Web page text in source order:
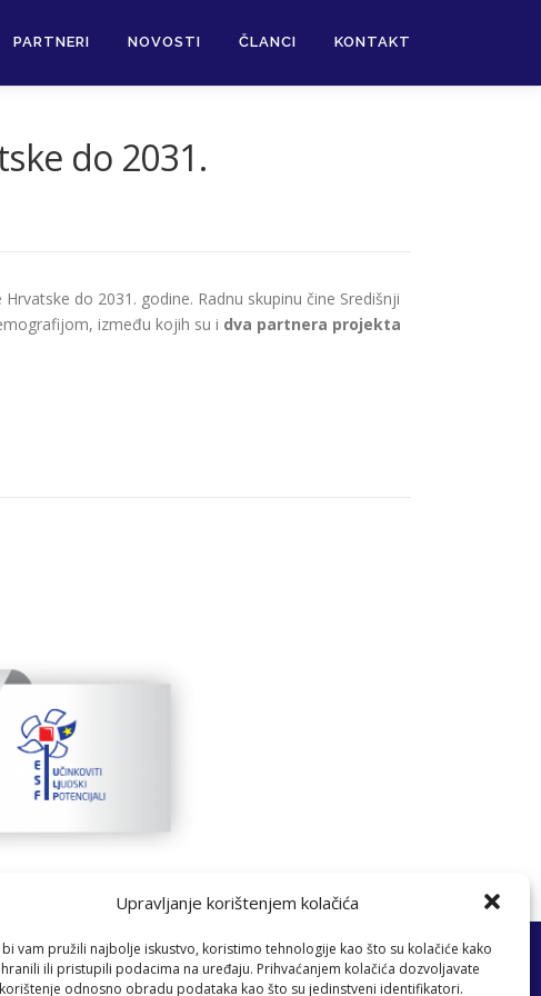
Upravljanje korištenjem kolačića
bi vam pružili najbolje iskustvo, koristimo tehnologije kao što su kolačiće kako
ili pristupili podacima na uređaju. Prihvaćanjem kolačića dozvoljavate
odnosno obradu podataka kao što su jedinstveni identifikatori.
PARTNERI NOVOSTI ČLANCI KONTAKT
do 2031.
do 2031. godine. Radnu skupinu čine Središnji
između kojih su i dva partnera projekta
fonda.